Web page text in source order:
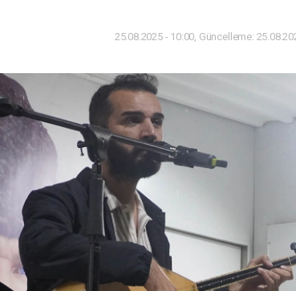
25.08.2025 - 10:00, Güncelleme: